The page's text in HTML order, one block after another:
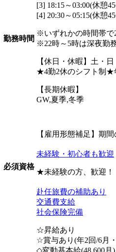
勤務時間
[3] 18:15～03:00(休憩
[4] 20:30～05:15(休憩
※いずれかの時間帯で
※22時～5時は深夜勤
【休日・休暇】土・日
★4勤2休のシフト制★
【長期休暇】
GW,夏季,冬季
【雇用形態補足】期
必須資格
未経験・初心者も歓迎
★未経験の方、歓迎！
赴任旅費の補助あり
交通費支給
社会保険完備
☆昇給あり
☆賞与あり(年2回/6月
◇変動基本給(48,600月)